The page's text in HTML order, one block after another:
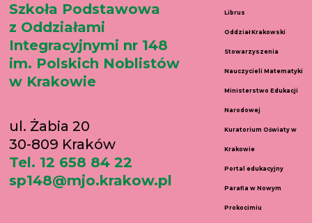
Szkoła Podstawowa
z Oddziałami
Integracyjnymi nr 148
im. Polskich Noblistów
w Krakowie
ul. Żabia 20
30-809 Kraków
Tel. 12 658 84 22
sp148@mjo.krakow.pl
Librus
Oddział Krakowski
Stowarzyszenia
Nauczycieli Matematyki
Ministerstwo Edukacji
Narodowej
Kuratorium Oświaty w
Krakowie
Portal edukacyjny
Parafia w Nowym
Prokocimiu